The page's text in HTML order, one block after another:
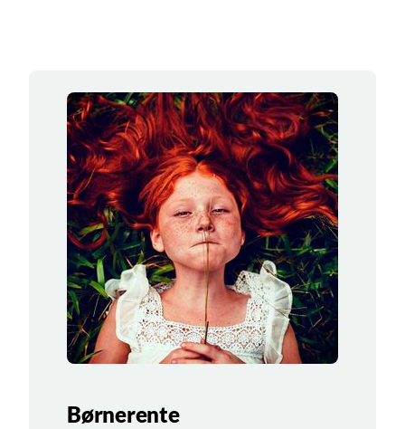
Børnerente